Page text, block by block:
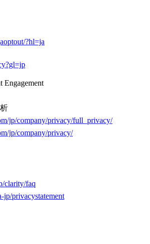
?hl=ja
Engagement
jp/company/privacy/full_privacy/
jp/company/privacy/
clarity/faq
jp/privacystatement